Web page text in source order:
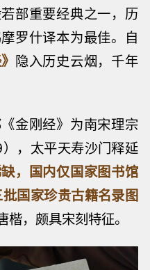
部重要经典之一，历
罗什译本为最佳。自
隐入历史云烟，千年
金刚经》为南宋理宗
，太平天寿沙门释延
，国内仅国家图书馆
国家珍贵古籍名录图
，颇具宋刻特征。